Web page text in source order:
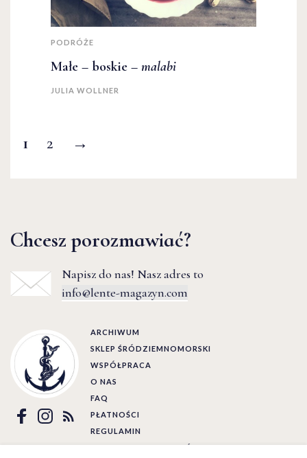
PODRÓŻE
Małe – boskie – malabi
JULIA WOLLNER
1 2 →
Chcesz porozmawiać?
Napisz do nas! Nasz adres to
info@lente-magazyn.com
ARCHIWUM
SKLEP ŚRÓDZIEMNOMORSKI
WSPÓŁPRACA
O NAS
FAQ
PŁATNOŚCI
REGULAMIN
POLITYKA PRYWATNOŚCI